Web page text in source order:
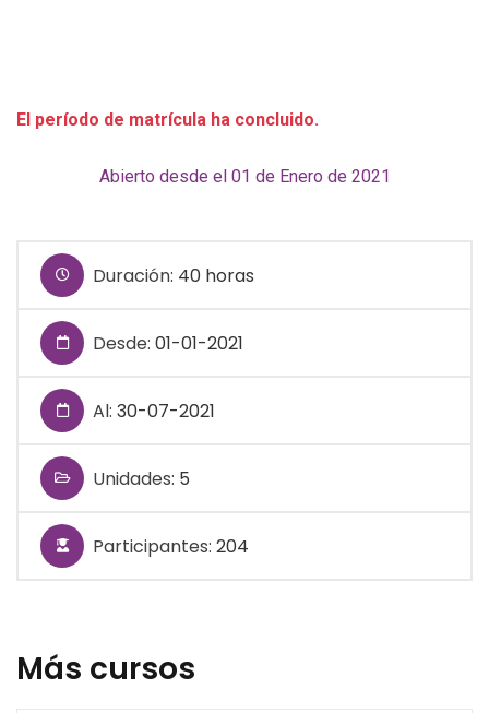
El período de matrícula ha concluido.
Abierto desde el 01 de Enero de 2021
Duración: 40 horas
Desde: 01-01-2021
Al: 30-07-2021
Unidades: 5
Participantes: 204
Más cursos